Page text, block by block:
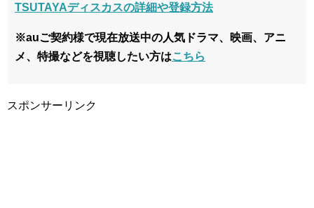
TSUTAYAディスカスの詳細や登録方法
※auご契約様で現在放送中の人気ドラマ、映画、アニ
メ、特撮などを視聴したい方はこちら
スポンサーリンク